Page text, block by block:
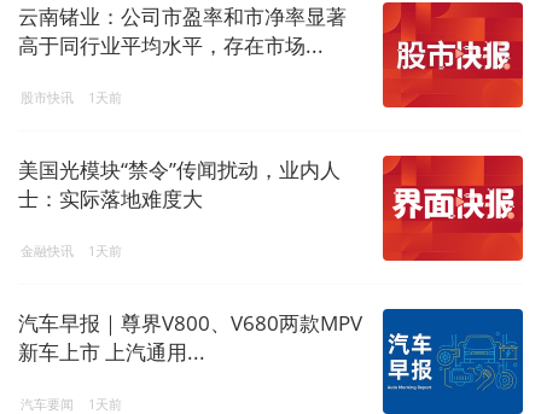
云南锗业：公司市盈率和市净率显著
高于同行业平均水平，存在市场...
股市快讯 1天前
美国光模块“禁令”传闻扰动，业内人
士：实际落地难度大
金融快讯 1天前
汽车早报｜尊界V800、V680两款MPV
新车上市 上汽通用...
汽车要闻 1天前